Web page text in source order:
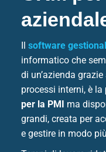
Il software
informatico che
di un’azienda
processi interni, è la
per la PMI ma
grandi, creata per
e gestire in modo